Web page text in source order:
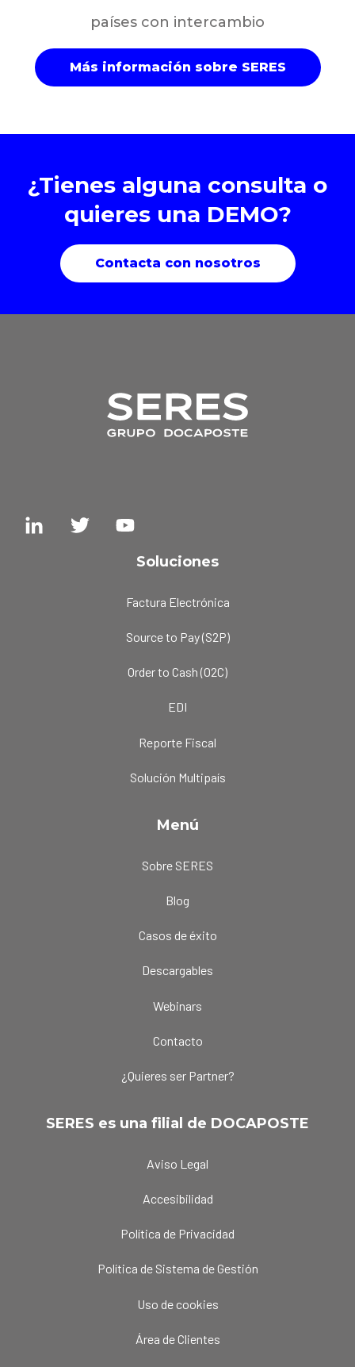
países con intercambio
Más información sobre SERES
¿Tienes alguna consulta o
quieres una DEMO?
Contacta con nosotros
Soluciones
Factura Electrónica
Source to Pay (S2P)
Order to Cash (O2C)
EDI
Reporte Fiscal
Solución Multipaís
Menú
Sobre SERES
Blog
Casos de éxito
Descargables
Webinars
Contacto
¿Quieres ser Partner?
SERES es una filial de DOCAPOSTE
Aviso Legal
Accesibilidad
Política de Privacidad
Política de Sistema de Gestión
Uso de cookies
Área de Clientes